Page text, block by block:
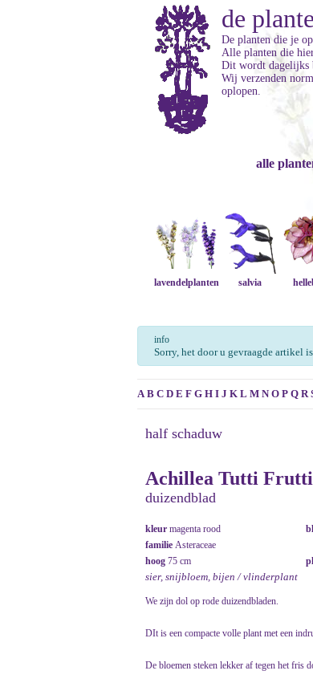
de
De planten die je
Alle planten die
Dit wordt dagelijks
Wij verzenden
oplopen.
alle
lavendelplanten salvia
info
Sorry, het door u gevraagde artikel
A B C D E F G H I J K L M N O P Q R
half schaduw
Achillea Tutti
duizendblad
kleur magenta rood
familie Asteraceae
hoog 75 cm
sier, snijbloem, bijen / vlinderplant
We zijn dol op rode duizendbladen.
DIt is een compacte volle plant met een
De bloemen steken lekker af tegen het fris